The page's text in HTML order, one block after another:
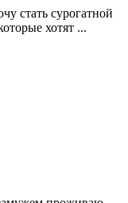
стать сурогатной
хотят ...